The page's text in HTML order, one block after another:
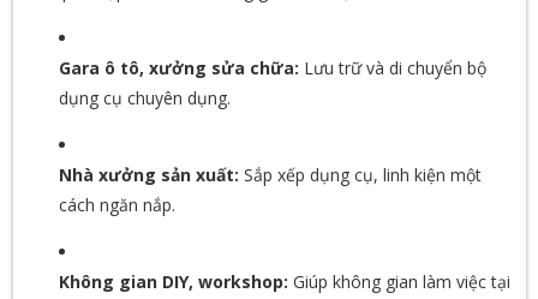
Gara ô tô, xưởng sửa chữa: Lưu trữ và di chuyển bộ
dụng cụ chuyên dụng.
Nhà xưởng sản xuất: Sắp xếp dụng cụ, linh kiện một
cách ngăn nắp.
Không gian DIY, workshop: Giúp không gian làm việc tại